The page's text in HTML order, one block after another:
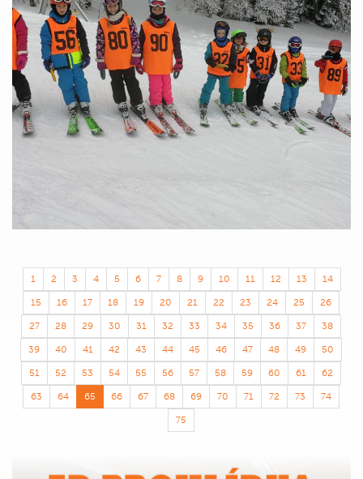
1 2 3 4 5 6 7 8 9 10 11 12 13 14
15 16 17 18 19 20 21 22 23 24 25 26
27 28 29 30 31 32 33 34 35 36 37 38
39 40 41 42 43 44 45 46 47 48 49 50
51 52 53 54 55 56 57 58 59 60 61 62
63 64 65 66 67 68 69 70 71 72 73 74
75